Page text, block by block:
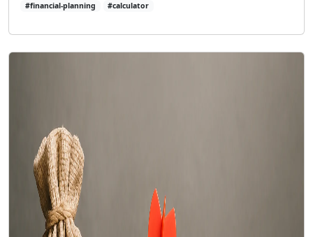
#financial-planning #calculator